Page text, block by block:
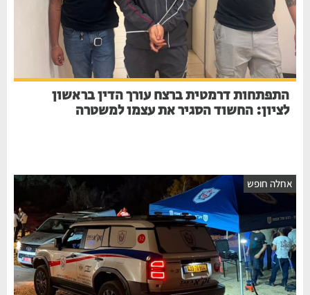
התפתחות דרמטית ברצח עורך הדין בראשון
לציון: החשוד הסגיר את עצמו למשטרה
אחלה חופש